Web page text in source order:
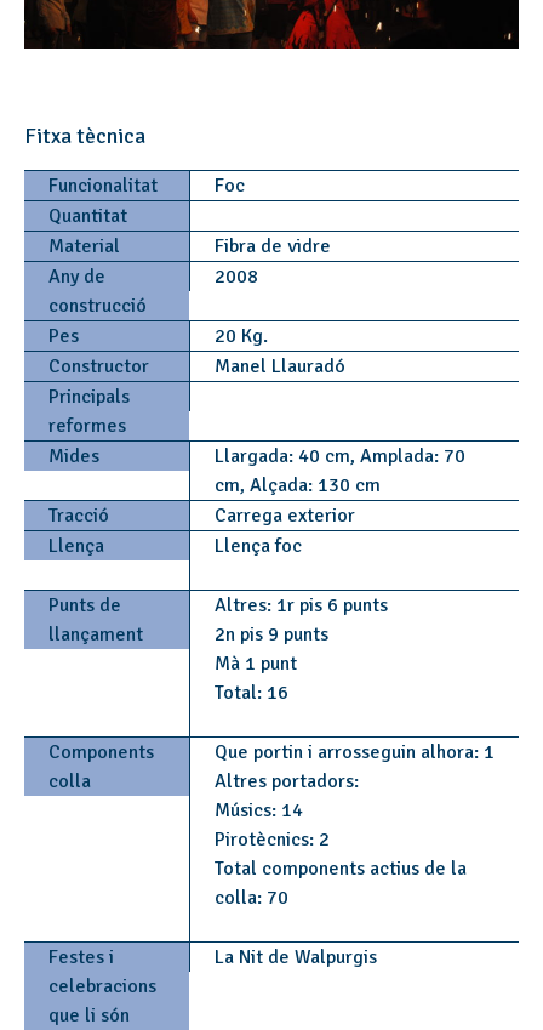
Fitxa tècnica
Funcionalitat
Foc
Quantitat
Material
Fibra de vidre
Any de
construcció
2008
Pes
20 Kg.
Constructor
Manel Llauradó
Principals
reformes
Mides
Llargada: 40 cm, Amplada: 70
cm, Alçada: 130 cm
Tracció
Carrega exterior
Llença
Llença foc
Punts de
llançament
Altres: 1r pis 6 punts
2n pis 9 punts
Mà 1 punt
Total: 16
Components
colla
Que portin i arrosseguin alhora: 1
Altres portadors:
Músics: 14
Pirotècnics: 2
Total components actius de la
colla: 70
Festes i
celebracions
que li són
La Nit de Walpurgis